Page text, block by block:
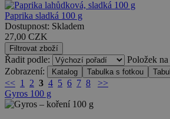
Paprika sladká 100 g
Dostupnost: Skladem
27,00 CZK
Řadit podle:
Položek na
Zobrazení:
<< 1 2 3 4 5 6 7 8
>>
Gyros 100 g